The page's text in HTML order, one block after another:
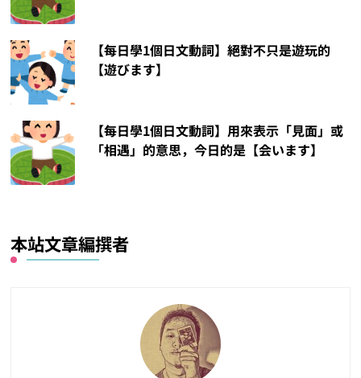
【每日學1個日文動詞】絕對不只是遊玩的
【遊びます】
【每日學1個日文動詞】用來表示「見面」或
「相遇」的意思，今日的是【会います】
本站文章編撰者